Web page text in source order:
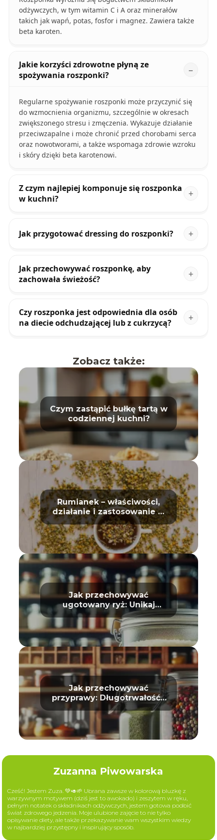
odżywczych, w tym witamin C i A oraz minerałów
takich jak wapń, potas, fosfor i magnez. Zawiera także
beta karoten.
Jakie korzyści zdrowotne płyną ze
spożywania roszponki?
Regularne spożywanie roszponki może przyczynić się
do wzmocnienia organizmu, szczególnie w okresach
zwiększonego stresu i zmęczenia. Wykazuje działanie
przeciwzapalne i może chronić przed chorobami serca
oraz nowotworami, a także wspomaga zdrowie wzroku
i skóry dzięki beta karotenowi.
Z czym najlepiej komponuje się roszponka
w kuchni?
Jak przygotować dressing do roszponki?
Jak przechowywać roszponkę, aby
zachowała świeżość?
Czy roszponka jest odpowiednia dla osób
na diecie odchudzającej lub z cukrzycą?
Zobacz także:
Czym zastąpić bułkę tartą w
codziennej kuchni?
Rumianek – właściwości,
działanie i zastosowanie w
domu oraz kosmetyce
Jak przechowywać
ugotowany ryż: Unikaj
zepsucia
Jak przechowywać
przyprawy: Długotrwałość i
aromat
Zuzanna Piwowarska
Cześć! Jestem Zuza. 💚🥑🌱 Ubrana zawsze w kolorową bluzkę z
warzywnym motywem (dziś jest to awokado) i zeszytem w ręku,
pełnym notatek o składnikach odżywczych, jestem gotowa podbić
świat zdrowego jedzenia. Moje ulubione zajęcie to nie tylko
opisywanie diety, ale także przekazywanie wam wszystkim wiedzy
w najbardziej przystępny i inspirujący sposób.